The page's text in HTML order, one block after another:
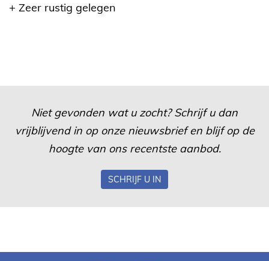
+ Zeer rustig gelegen
Niet gevonden wat u zocht? Schrijf u dan
vrijblijvend in op onze nieuwsbrief en blijf op de
hoogte van ons recentste aanbod.
SCHRIJF U IN